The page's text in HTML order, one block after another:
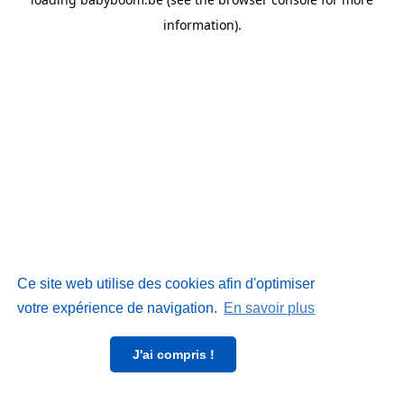
Ce site web utilise des cookies afin d'optimiser
votre expérience de navigation. En savoir plus
J'ai compris !
information).